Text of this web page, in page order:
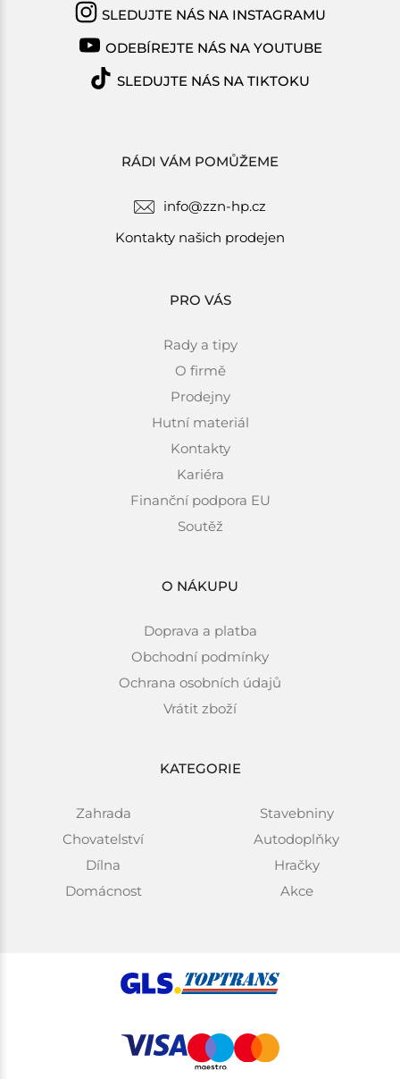
RÁDI VÁM POMŮŽEME
info@zzn-hp.cz
Kontakty našich prodejen
PRO VÁS
Rady a tipy
O firmě
Prodejny
Hutní materiál
Kontakty
Kariéra
Finanční podpora EU
Soutěž
O NÁKUPU
Doprava a platba
Obchodní podmínky
Ochrana osobních údajů
Vrátit zboží
KATEGORIE
Zahrada
Chovatelství
Dílna
Domácnost
Stavebniny
Autodoplňky
Hračky
Akce
SLEDUJTE NÁS NA INSTAGRAMU
ODEBÍREJTE NÁS NA YOUTUBE
SLEDUJTE NÁS NA TIKTOKU